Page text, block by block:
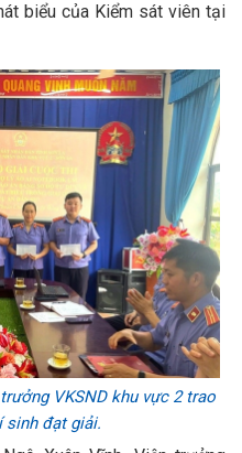
biểu của Kiểm sát viên tại
VKSND khu vực 2 trao
sinh đạt giải.